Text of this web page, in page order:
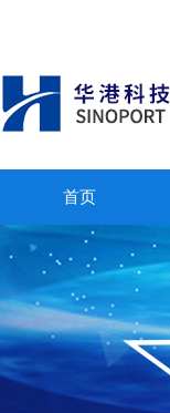
首页